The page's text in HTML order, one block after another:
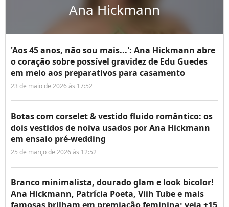
Ana Hickmann
'Aos 45 anos, não sou mais...': Ana Hickmann abre
o coração sobre possível gravidez de Edu Guedes
em meio aos preparativos para casamento
23 de maio de 2026 às 17:52
Botas com corselet & vestido fluido romântico: os
dois vestidos de noiva usados por Ana Hickmann
em ensaio pré-wedding
25 de março de 2026 às 12:52
Branco minimalista, dourado glam e look bicolor!
Ana Hickmann, Patrícia Poeta, Viih Tube e mais